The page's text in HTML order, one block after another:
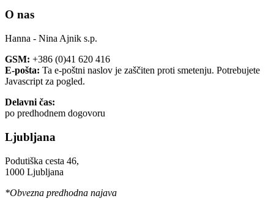
O nas
Hanna - Nina Ajnik s.p.
GSM: +386 (0)41 620 416
E-pošta: Ta e-poštni naslov je zaščiten proti smetenju. Potrebujete
Javascript za pogled.
Delavni čas:
po predhodnem dogovoru
Ljubljana
Podutiška cesta 46,
1000 Ljubljana
*Obvezna predhodna najava